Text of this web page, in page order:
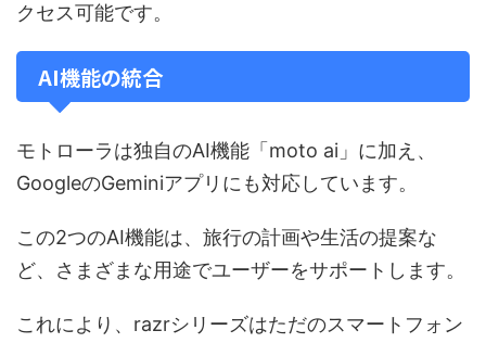
クセス可能です。
AI機能の統合
モトローラは独自のAI機能「moto ai」に加え、
GoogleのGeminiアプリにも対応しています。
この2つのAI機能は、旅行の計画や生活の提案な
ど、さまざまな用途でユーザーをサポートします。
これにより、razrシリーズはただのスマートフォン